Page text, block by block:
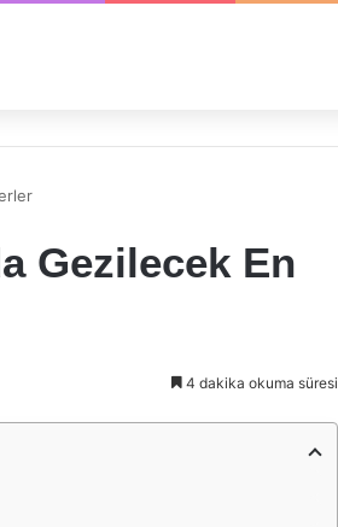
Gezilecek En
4 dakika okuma süresi